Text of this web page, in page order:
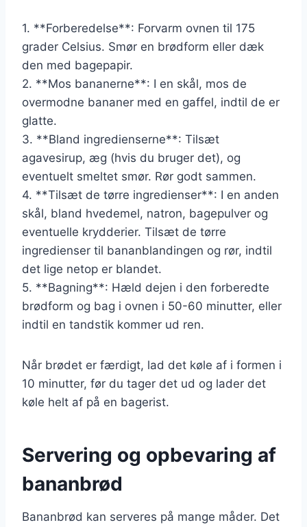
1. **Forberedelse**: Forvarm ovnen til 175
grader Celsius. Smør en brødform eller dæk
den med bagepapir.
2. **Mos bananerne**: I en skål, mos de
overmodne bananer med en gaffel, indtil de er
glatte.
3. **Bland ingredienserne**: Tilsæt
agavesirup, æg (hvis du bruger det), og
eventuelt smeltet smør. Rør godt sammen.
4. **Tilsæt de tørre ingredienser**: I en anden
skål, bland hvedemel, natron, bagepulver og
eventuelle krydderier. Tilsæt de tørre
ingredienser til bananblandingen og rør, indtil
det lige netop er blandet.
5. **Bagning**: Hæld dejen i den forberedte
brødform og bag i ovnen i 50-60 minutter, eller
indtil en tandstik kommer ud ren.
Når brødet er færdigt, lad det køle af i formen i
10 minutter, før du tager det ud og lader det
køle helt af på en bagerist.
Servering og opbevaring af
bananbrød
Bananbrød kan serveres på mange måder. Det